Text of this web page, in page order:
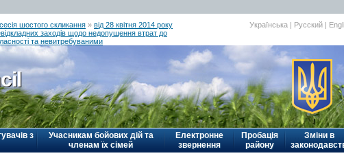
шостого скликання » від 28 квітня 2014 року
заходів щодо недопущення втрат до
та невитребуваними
Українська | Русский |
з
Учасникам бойових дій та
членам їх сімей
Електронне
звернення
Пробація
району
Зміни в